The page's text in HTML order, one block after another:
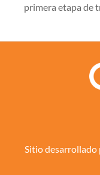
primera etapa de
Sitio desarrollado